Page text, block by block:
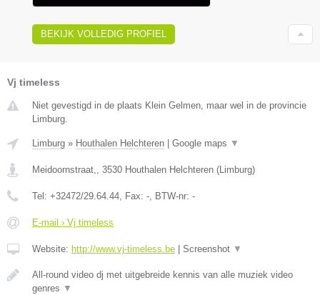
BEKIJK VOLLEDIG PROFIEL
Vj timeless
Niet gevestigd in de plaats Klein Gelmen, maar wel in de provincie
Limburg.
Limburg » Houthalen Helchteren Google maps ▼
Meidoornstraat,, 3530 Houthalen Helchteren (Limburg)
Tel: +32472/29.64.44, Fax: -, BTW-nr: -
E-mail › Vj timeless
Website: http://www.vj-timeless.be Screenshot ▼
All-round video dj met uitgebreide kennis van alle muziek video
genres ▼